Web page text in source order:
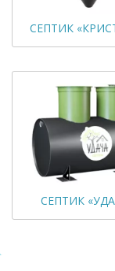
СЕПТИК
СЕПТИК